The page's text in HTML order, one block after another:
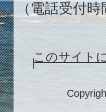
（電話受付
このサイト